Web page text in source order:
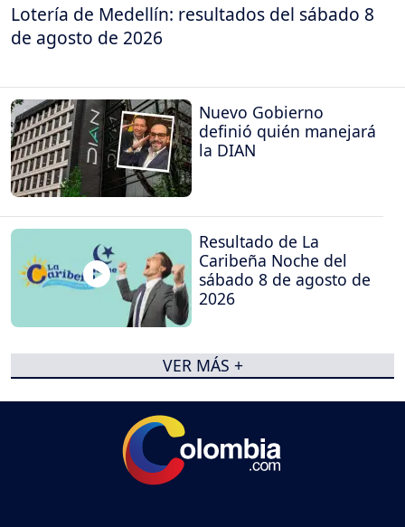
Lotería de Medellín: resultados del sábado 8
de agosto de 2026
Nuevo Gobierno
definió quién manejará
la DIAN
Resultado de La
Caribeña Noche del
sábado 8 de agosto de
2026
VER MÁS +